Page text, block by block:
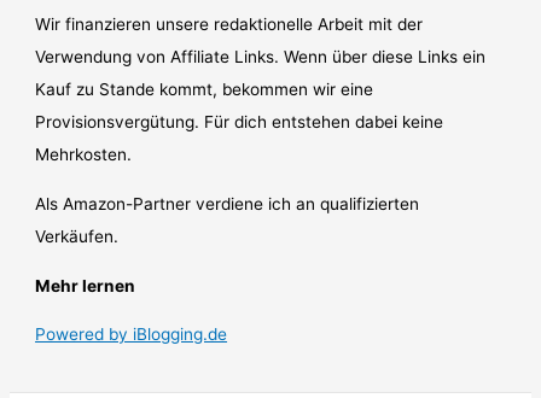
Wir finanzieren unsere redaktionelle Arbeit mit der
Verwendung von Affiliate Links. Wenn über diese Links ein
Kauf zu Stande kommt, bekommen wir eine
Provisionsvergütung. Für dich entstehen dabei keine
Mehrkosten.
Als Amazon-Partner verdiene ich an qualifizierten
Verkäufen.
Mehr lernen
Powered by iBlogging.de